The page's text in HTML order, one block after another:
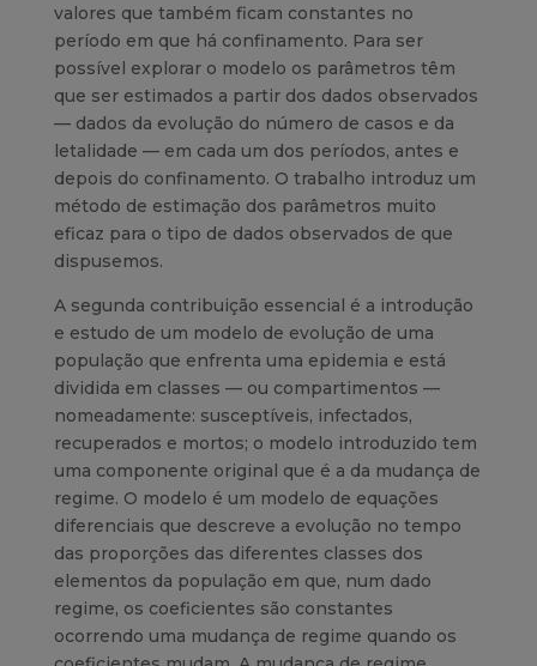
valores que também ficam constantes no
período em que há confinamento. Para ser
possível explorar o modelo os parâmetros têm
que ser estimados a partir dos dados observados
— dados da evolução do número de casos e da
letalidade — em cada um dos períodos, antes e
depois do confinamento. O trabalho introduz um
método de estimação dos parâmetros muito
eficaz para o tipo de dados observados de que
dispusemos.
A segunda contribuição essencial é a introdução
e estudo de um modelo de evolução de uma
população que enfrenta uma epidemia e está
dividida em classes — ou compartimentos —
nomeadamente: susceptíveis, infectados,
recuperados e mortos; o modelo introduzido tem
uma componente original que é a da mudança de
regime. O modelo é um modelo de equações
diferenciais que descreve a evolução no tempo
das proporções das diferentes classes dos
elementos da população em que, num dado
regime, os coeficientes são constantes
ocorrendo uma mudança de regime quando os